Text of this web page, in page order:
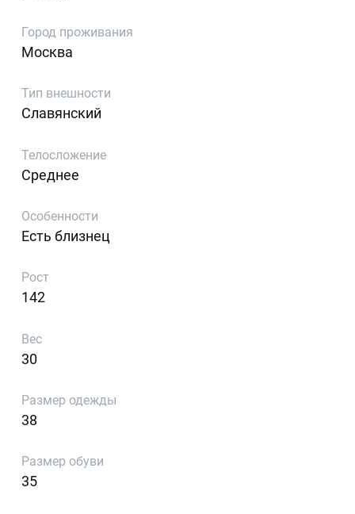
Город проживания
Москва
Тип внешности
Славянский
Телосложение
Среднее
Особенности
Есть близнец
Рост
142
Вес
30
Размер одежды
38
Размер обуви
35